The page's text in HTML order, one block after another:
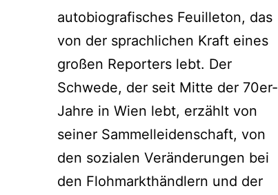
autobiografisches Feuilleton, das
von der sprachlichen Kraft eines
großen Reporters lebt. Der
Schwede, der seit Mitte der 70er-
Jahre in Wien lebt, erzählt von
seiner Sammelleidenschaft, von
den sozialen Veränderungen bei
den Flohmarkthändlern und der